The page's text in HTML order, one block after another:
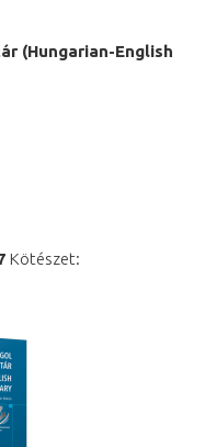
(Hungarian-English
Kötészet: